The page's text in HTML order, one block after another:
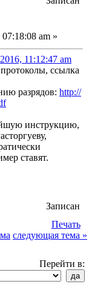
am »
11:12:47 am
ссылка
разрядов: http://
инструкцию,
ставят.
Записан
Печать
следующая тема »
Перейти в: